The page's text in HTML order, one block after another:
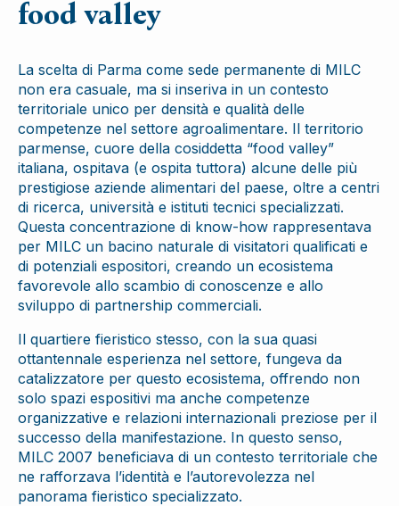
food valley
La scelta di Parma come sede permanente di MILC
non era casuale, ma si inseriva in un contesto
territoriale unico per densità e qualità delle
competenze nel settore agroalimentare. Il territorio
parmense, cuore della cosiddetta “food valley”
italiana, ospitava (e ospita tuttora) alcune delle più
prestigiose aziende alimentari del paese, oltre a centri
di ricerca, università e istituti tecnici specializzati.
Questa concentrazione di know-how rappresentava
per MILC un bacino naturale di visitatori qualificati e
di potenziali espositori, creando un ecosistema
favorevole allo scambio di conoscenze e allo
sviluppo di partnership commerciali.
Il quartiere fieristico stesso, con la sua quasi
ottantennale esperienza nel settore, fungeva da
catalizzatore per questo ecosistema, offrendo non
solo spazi espositivi ma anche competenze
organizzative e relazioni internazionali preziose per il
successo della manifestazione. In questo senso,
MILC 2007 beneficiava di un contesto territoriale che
ne rafforzava l’identità e l’autorevolezza nel
panorama fieristico specializzato.